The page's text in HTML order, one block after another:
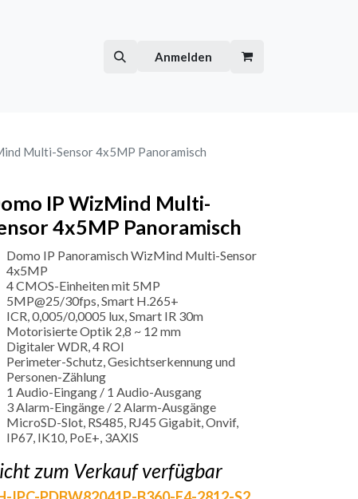
Anmelden
Multi-Sensor 4x5MP Panoramisch
IP WizMind Multi-
4x5MP Panoramisch
Domo IP Panoramisch WizMind Multi-Sensor
4x5MP
4 CMOS-Einheiten mit 5MP
5MP@25/30fps, Smart H.265+
ICR, 0,005/0,0005 lux, Smart IR 30m
Motorisierte Optik 2,8 ~ 12 mm
Digitaler WDR, 4 ROI
Perimeter-Schutz, Gesichtserkennung und
Personen-Zählung
1 Audio-Eingang / 1 Audio-Ausgang
3 Alarm-Eingänge / 2 Alarm-Ausgänge
MicroSD-Slot, RS485, RJ45 Gigabit, Onvif,
IP67, IK10, PoE+, 3AXIS
zum Verkauf verfügbar